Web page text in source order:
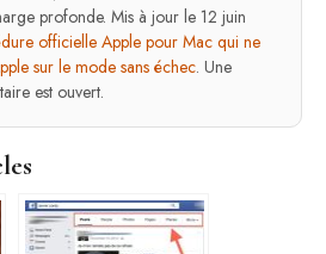
profonde. Mis à jour le 12 juin
officielle Apple pour Mac qui ne
sur le mode sans échec. Une
est ouvert.